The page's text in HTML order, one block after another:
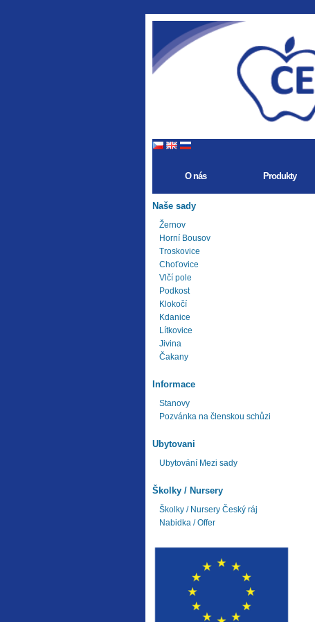
O nás Produkty
Naše sady
Žernov
Horní Bousov
Troskovice
Choťovice
Vlčí pole
Podkost
Klokočí
Kdanice
Lítkovice
Jivina
Čakany
Informace
Stanovy
Pozvánka na členskou schůzi
Ubytovani
Ubytování Mezi sady
Školky / Nursery
Školky / Nursery Český ráj
Nabidka / Offer